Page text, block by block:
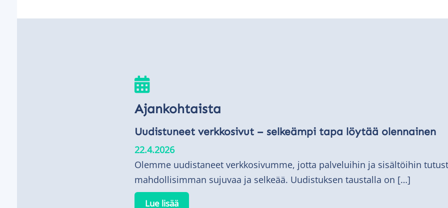

Ajankohtaista
Uudistuneet verkkosivut – selkeämpi tapa löytää olennainen
22.4.2026
Olemme uudistaneet verkkosivumme, jotta palveluihin ja sisältöihin
mahdollisimman sujuvaa ja selkeää. Uudistuksen taustalla on […]
Lue lisää